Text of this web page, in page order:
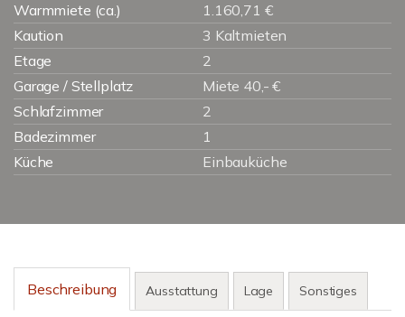
Warmmiete (ca.)
1.160,71 €
Kaution
3 Kaltmieten
Etage
2
Garage / Stellplatz
Miete 40,- €
Schlafzimmer
2
Badezimmer
1
Küche
Einbauküche
Beschreibung Ausstattung Lage Sonstiges